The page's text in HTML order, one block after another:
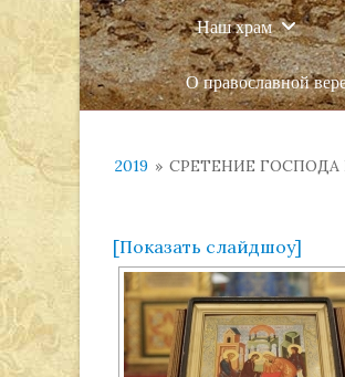
Наш храм
О православной
2019 » СРЕТЕНИЕ ГОСПОДА
[Показать слайдшоу]